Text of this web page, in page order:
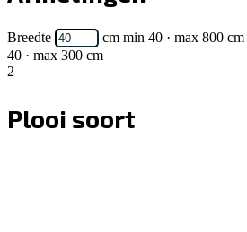
Breedte cm min 40 · max 800 cm
40 · max 300 cm
2
Plooi soort